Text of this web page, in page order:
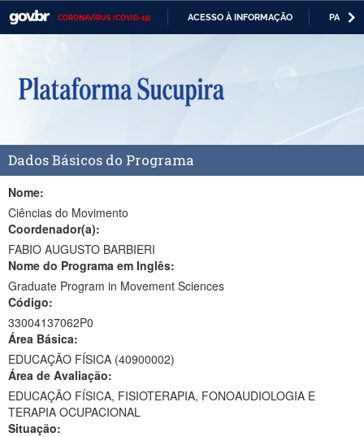
CORONAVÍRUS (COVID-19) ACESSO À INFORMAÇÃO
Casa Civil
Ministério da Defesa
Ministério da Economia
Ministério da Infraestrutura
Ministério da Educação
Ministério da Cidadania
Ministério da Saúde
Ministério de Minas e Energia
Ministério da Ciência, Tecnologia, Inovações e Comunicações
Ministério do Meio Ambiente
Dados Básicos do Programa
Nome:
Ciências do Movimento
Coordenador(a):
FABIO AUGUSTO BARBIERI
Nome do Programa em Inglês:
Graduate Program in Movement Sciences
Código:
33004137062P0
Área Básica:
EDUCAÇÃO FÍSICA (40900002)
Área de Avaliação:
EDUCAÇÃO FÍSICA, FISIOTERAPIA, FONOAUDIOLOGIA E
TERAPIA OCUPACIONAL
Situação: